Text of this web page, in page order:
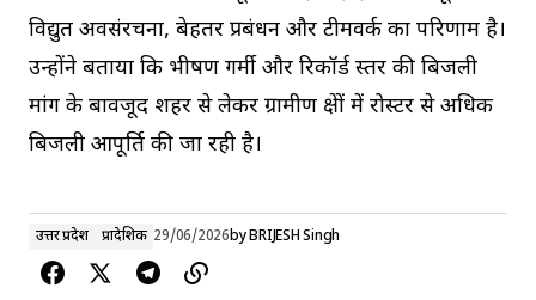
विद्युत अवसंरचना, बेहतर प्रबंधन और टीमवर्क का परिणाम है।
उन्होंने बताया कि भीषण गर्मी और रिकॉर्ड स्तर की बिजली
मांग के बावजूद शहर से लेकर ग्रामीण क्षेत्रों में रोस्टर से अधिक
बिजली आपूर्ति की जा रही है।
उत्तर प्रदेश प्रादेशिक 29/06/2026byBRIJESH Singh